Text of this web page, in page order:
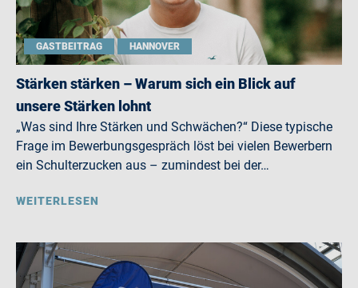
GASTBEITRAG HANNOVER
Stärken stärken – Warum sich ein Blick auf
unsere Stärken lohnt
„Was sind Ihre Stärken und Schwächen?“ Diese typische
Frage im Bewerbungsgespräch löst bei vielen Bewerbern
ein Schulterzucken aus – zumindest bei der…
WEITERLESEN